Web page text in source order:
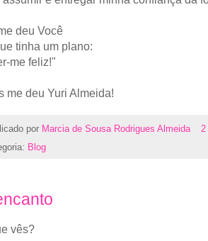
deu Você
tinha um plano:
me feliz!"
me deu Yuri Almeida!
por Marcia de Sousa Rodrigues Almeida
Blog
vês?